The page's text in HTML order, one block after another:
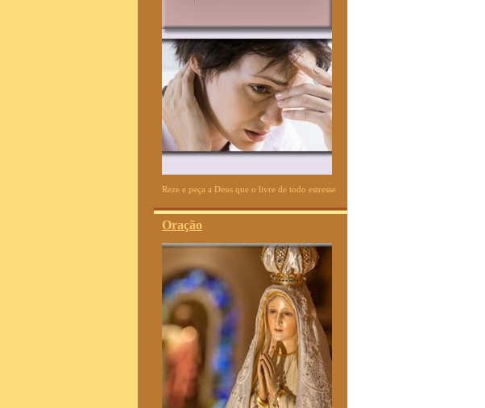
Reze e peça a Deus que o livre de todo estresse
Oração